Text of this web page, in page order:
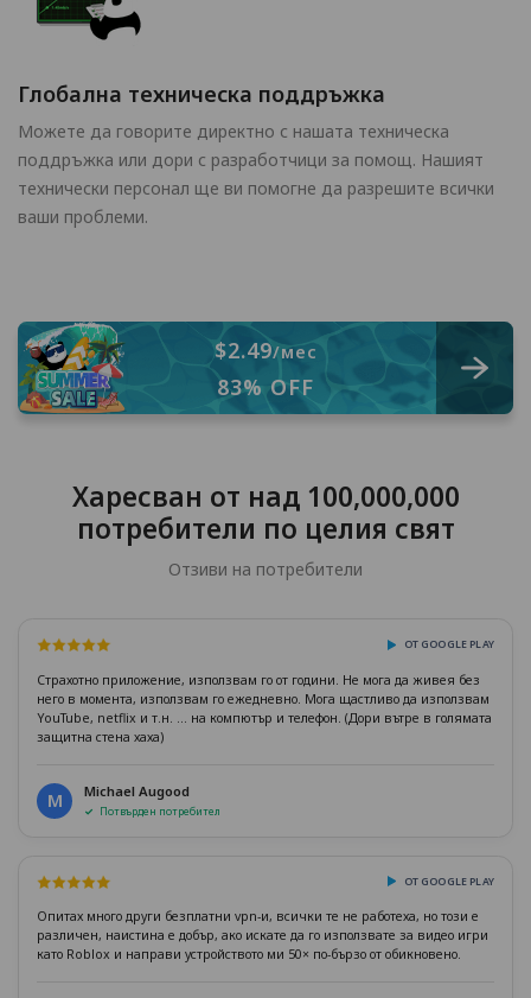
Глобална техническа поддръжка
Можете да говорите директно с нашата техническа
поддръжка или дори с разработчици за помощ. Нашият
технически персонал ще ви помогне да разрешите всички
ваши проблеми.
$2.49/мес
83% OFF
Харесван от над 100,000,000
потребители по целия свят
Отзиви на потребители
ОТ GOOGLE PLAY
Страхотно приложение, използвам го от години. Не мога да живея без
него в момента, използвам го ежедневно. Мога щастливо да използвам
YouTube, netflix и т.н. ... на компютър и телефон. (Дори вътре в голямата
защитна стена хаха)
M Michael Augood
Потвърден потребител
ОТ GOOGLE PLAY
Опитах много други безплатни vpn-и, всички те не работеха, но този е
различен, наистина е добър, ако искате да го използвате за видео игри
като Roblox и направи устройството ми 50× по-бързо от обикновено.